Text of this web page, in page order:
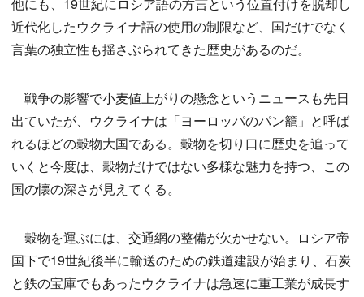
他にも、19世紀にロシア語の方言という位置付けを脱却し
近代化したウクライナ語の使用の制限など、国だけでなく
言葉の独立性も揺さぶられてきた歴史があるのだ。
戦争の影響で小麦値上がりの懸念というニュースも先日
出ていたが、ウクライナは「ヨーロッパのパン籠」と呼ば
れるほどの穀物大国である。穀物を切り口に歴史を追って
いくと今度は、穀物だけではない多様な魅力を持つ、この
国の懐の深さが見えてくる。
穀物を運ぶには、交通網の整備が欠かせない。ロシア帝
国下で19世紀後半に輸送のための鉄道建設が始まり、石炭
と鉄の宝庫でもあったウクライナは急速に重工業が成長す